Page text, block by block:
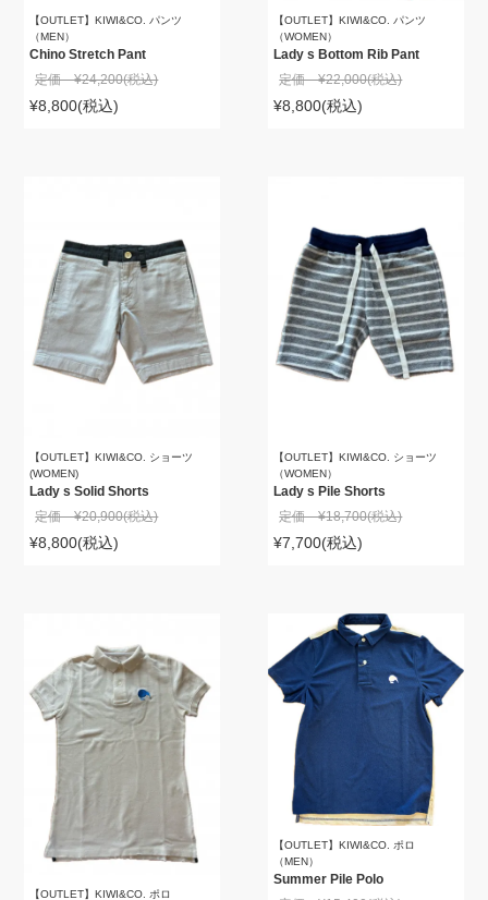
【OUTLET】KIWI&CO. パンツ
（MEN）
Chino Stretch Pant
定価 ¥24,200(税込)
¥8,800(税込)
【OUTLET】KIWI&CO. パンツ
（WOMEN）
Lady s Bottom Rib Pant
定価 ¥22,000(税込)
¥8,800(税込)
【OUTLET】KIWI&CO. ショーツ
(WOMEN)
Lady s Solid Shorts
定価 ¥20,900(税込)
¥8,800(税込)
【OUTLET】KIWI&CO. ショーツ
（WOMEN）
Lady s Pile Shorts
定価 ¥18,700(税込)
¥7,700(税込)
【OUTLET】KIWI&CO. ポロ
【OUTLET】KIWI&CO. ポロ
（MEN）
Summer Pile Polo